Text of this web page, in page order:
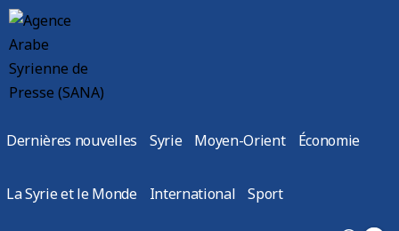
Dernières nouvelles Syrie Moyen-Orient Économie
La Syrie et le Monde International Sport